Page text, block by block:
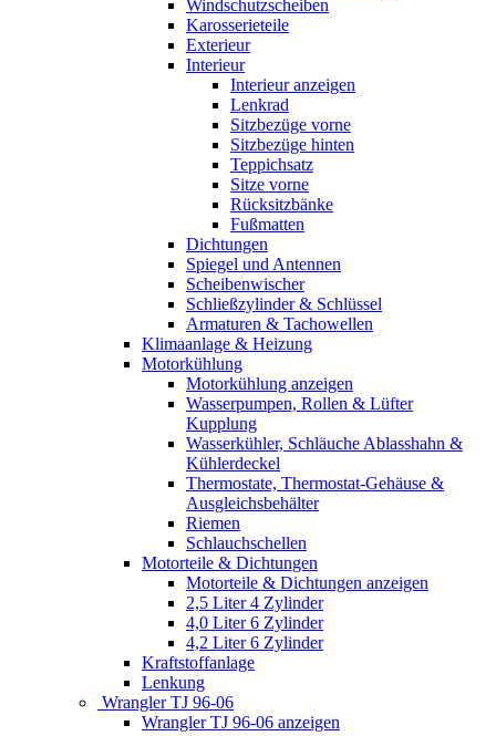
Windschutzscheiben
Karosserieteile
Exterieur
Interieur
Interieur anzeigen
Lenkrad
Sitzbezüge vorne
Sitzbezüge hinten
Teppichsatz
Sitze vorne
Rücksitzbänke
Fußmatten
Dichtungen
Spiegel und Antennen
Scheibenwischer
Schließzylinder & Schlüssel
Armaturen & Tachowellen
Klimaanlage & Heizung
Motorkühlung
Motorkühlung anzeigen
Wasserpumpen, Rollen & Lüfter
Kupplung
Wasserkühler, Schläuche Ablasshahn &
Kühlerdeckel
Thermostate, Thermostat-Gehäuse &
Ausgleichsbehälter
Riemen
Schlauchschellen
Motorteile & Dichtungen
Motorteile & Dichtungen anzeigen
2,5 Liter 4 Zylinder
4,0 Liter 6 Zylinder
4,2 Liter 6 Zylinder
Kraftstoffanlage
Lenkung
Wrangler TJ 96-06
Wrangler TJ 96-06 anzeigen